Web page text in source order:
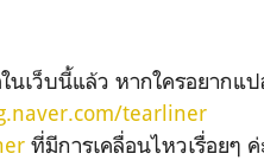
นเว็บนี้แล้ว หากใครอยากแ
tearliner
ที่มีการเคลื่อนไหวเรื่อยๆ